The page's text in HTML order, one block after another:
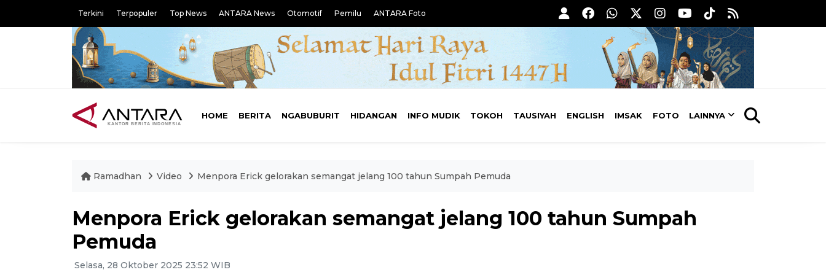
Terkini Terpopuler Top News ANTARA News Otomotif Pemilu ANTARA Foto
HOME BERITA NGABUBURIT HIDANGAN INFO MUDIK TOKOH TAUSIYAH ENGLISH IMSAK FOTO LAINNYA
Ramadhan Video Menpora Erick gelorakan semangat jelang 100 tahun Sumpah Pemuda
Menpora Erick gelorakan semangat jelang 100 tahun Sumpah
Pemuda
Selasa, 28 Oktober 2025 23:52 WIB